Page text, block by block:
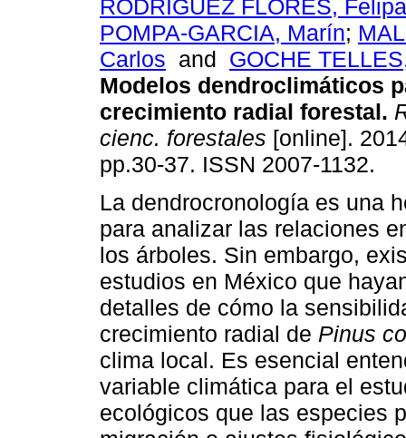
RODRIGUEZ FLORES,
POMPA-GARCIA, Marín;
Carlos and GOCHE
Modelos dendroclimáticos
crecimiento radial forestal.
cienc. forestales [online].
pp.30-37. ISSN 2007-1132.
La dendrocronología es una
para analizar las relaciones
los árboles. Sin embargo,
estudios en México que
detalles de cómo la
crecimiento radial de Pinus
clima local. Es esencial
variable climática para el
ecológicos que las especies